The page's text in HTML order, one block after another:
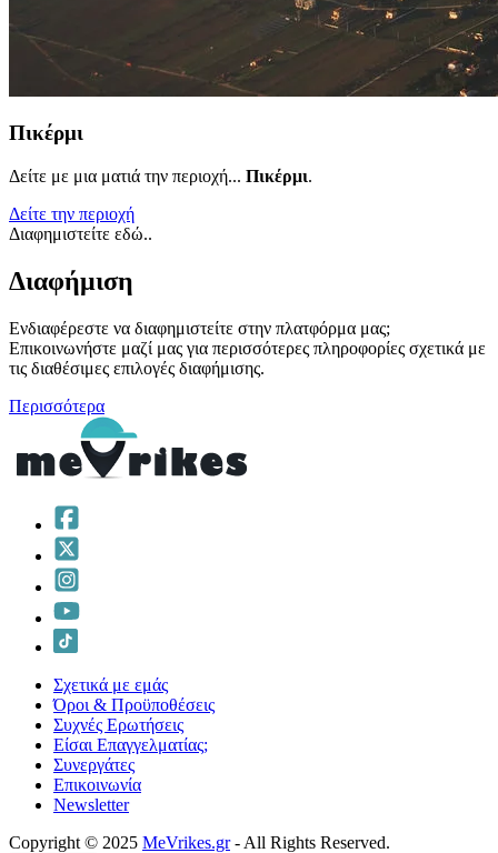
Πικέρμι
Δείτε με μια ματιά την περιοχή... Πικέρμι.
Δείτε την περιοχή
Διαφημιστείτε εδώ..
Διαφήμιση
Ενδιαφέρεστε να διαφημιστείτε στην πλατφόρμα μας;
Επικοινωνήστε μαζί μας για περισσότερες πληροφορίες σχετικά με
τις διαθέσιμες επιλογές διαφήμισης.
Περισσότερα
Σχετικά με εμάς
Όροι & Προϋποθέσεις
Συχνές Ερωτήσεις
Είσαι Επαγγελματίας;
Συνεργάτες
Επικοινωνία
Νewsletter
Copyright © 2025 MeVrikes.gr- All Rights Reserved.